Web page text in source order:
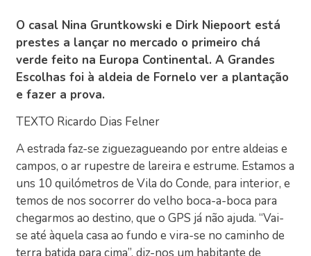
O casal Nina Gruntkowski e Dirk Niepoort está
prestes a lançar no mercado o primeiro chá
verde feito na Europa Continental. A Grandes
Escolhas foi à aldeia de Fornelo ver a plantação
e fazer a prova.
TEXTO Ricardo Dias Felner
A estrada faz-se ziguezagueando por entre aldeias e
campos, o ar rupestre de lareira e estrume. Estamos a
uns 10 quilómetros de Vila do Conde, para interior, e
temos de nos socorrer do velho boca-a-boca para
chegarmos ao destino, que o GPS já não ajuda. “Vai-
se até àquela casa ao fundo e vira-se no caminho de